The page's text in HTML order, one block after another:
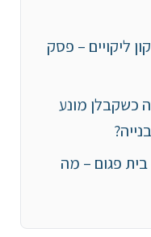
ליקויים – פסק
כשקבלן מונע
פגום – מה